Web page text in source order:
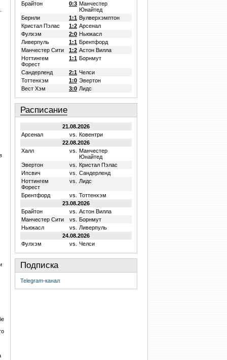
Брайтон
0:3 Манчестер
Юнайтед
Бернли
1:1 Вулверхэмптон
Кристал Пэлас
1:2 Арсенал
Фулхэм
2:0 Ньюкасл
Ливерпуль
1:1 Брентфорд
Манчестер Сити
1:2 Астон Вилла
Ноттингем
Форест
1:1 Борнмут
Сандерленд 2:1 Челси
Тоттенхэм
1:0 Эвертон
Вест Хэм
3:0 Лидс
Расписание
21.08.2026
Арсенал
vs.
Ковентри
22.08.2026
Халл
vs.
Манчестер
Юнайтед
Эвертон
vs.
Кристал Пэлас
Ипсвич
vs.
Сандерленд
Ноттингем
Форест
vs. Лидс
Брентфорд vs.
Тоттенхэм
23.08.2026
Брайтон
vs.
Астон Вилла
Манчестер Сити
vs.
Борнмут
Ньюкасл
vs.
Ливерпуль
24.08.2026
Фулхэм
vs. Челси
Подписка
Telegram-канал